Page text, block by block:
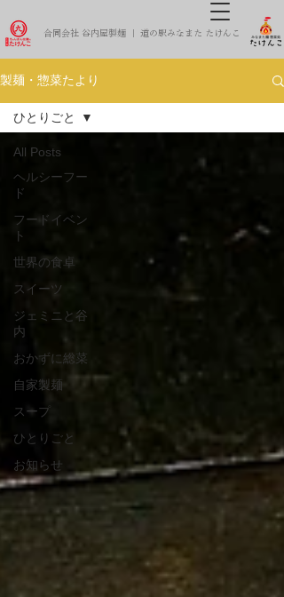
合同会社 谷内屋製麺 ｜ 道の駅みなまた たけんこ
製麺・惣菜たより
All Posts
ヘルシーフー
ド
フードイベン
ト
世界の食卓
スイーツ
ジェミニと谷
内
おかずに総菜
自家製麺
スープ
ひとりごと
お知らせ
ひとりごと